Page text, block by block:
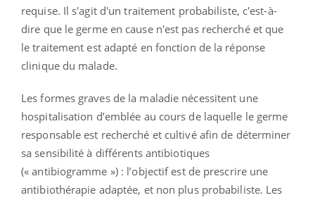
requise. Il s'agit d'un traitement probabiliste, c'est-à-
dire que le germe en cause n'est pas recherché et que
le traitement est adapté en fonction de la réponse
clinique du malade.
Les formes graves de la maladie nécessitent une
hospitalisation d’emblée au cours de laquelle le germe
responsable est recherché et cultivé afin de déterminer
sa sensibilité à différents antibiotiques
(« antibiogramme ») : l’objectif est de prescrire une
antibiothérapie adaptée, et non plus probabiliste. Les